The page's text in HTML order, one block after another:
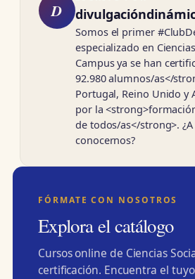
D
Somos el primer
especializado en
Campus ya se han
92.980 alumnos/as</
Portugal, Reino Unido y
por la
de todos/as</strong>.
conocernos?
FÓRMATE CON NOSOTROS
Explora el catálogo
Cursos online de Ciencias
certificación. Encuentra el